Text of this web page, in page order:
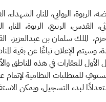
الربوة، الروابي، المنار،
القدس، الربيع، الربوة،
الملك سلمان بن عبدالعزيز،
وسيتم الإعلان تباعًا عن بقية
للعقارات في هذه المناطق
للمتطلبات النظامية لإتمام
لبدء التسجيل، ويمكن